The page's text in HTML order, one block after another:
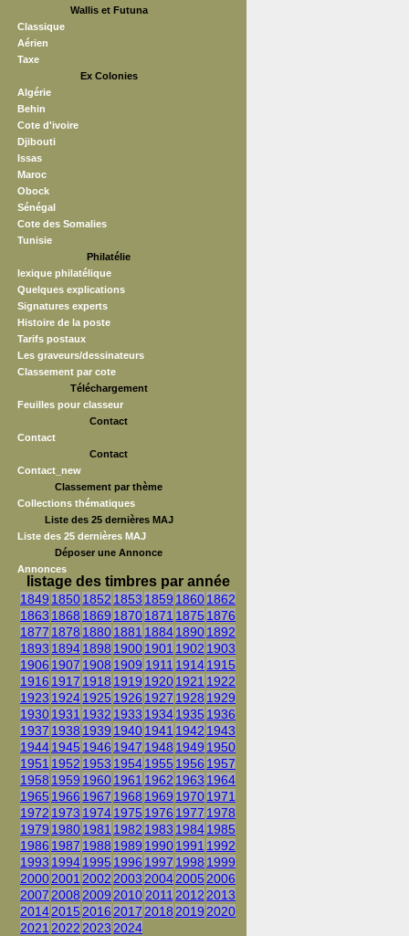
Wallis et Futuna
Classique
Aérien
Taxe
Ex Colonies
Algérie
Behin
Cote d'ivoire
Djibouti
Issas
Maroc
Obock
Sénégal
Cote des Somalies
Tunisie
Philatélie
lexique philatélique
Quelques explications
Signatures experts
Histoire de la poste
Tarifs postaux
Les graveurs/dessinateurs
Classement par cote
Téléchargement
Feuilles pour classeur
Contact
Contact
Contact
Contact_new
Classement par thème
Collections thématiques
Liste des 25 dernières MAJ
Liste des 25 dernières MAJ
Déposer une Annonce
Annonces
listage des timbres par année
1849 18501852 1853 1859 18601862
1863 1868 1869 18701871 1875 1876
1877 1878 18801881 188418901892
1893 18941898 19001901 1902 1903
1906 1907 1908 1909 1911 19141915
1916 1917 1918 1919 19201921 1922
1923 19241925 1926 1927 1928 1929
19301931 1932 1933 19341935 1936
1937 1938 1939 19401941 1942 1943
19441945 1946 1947 1948 1949 1950
1951 1952 1953 19541955 1956 1957
1958 1959 19601961 1962 1963 1964
1965 1966 1967 1968 1969 19701971
1972 1973 19741975 1976 1977 1978
1979 19801981 1982 1983 19841985
1986 1987 1988 1989 19901991 1992
1993 19941995 1996 1997 1998 1999
20002001 2002 2003 20042005 2006
2007 2008 2009 2010 2011 2012 2013
20142015 2016 2017 2018 2019 2020
2021 2022 2023 2024